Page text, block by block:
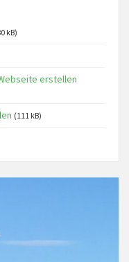
kB)
erstellen
(111 kB)